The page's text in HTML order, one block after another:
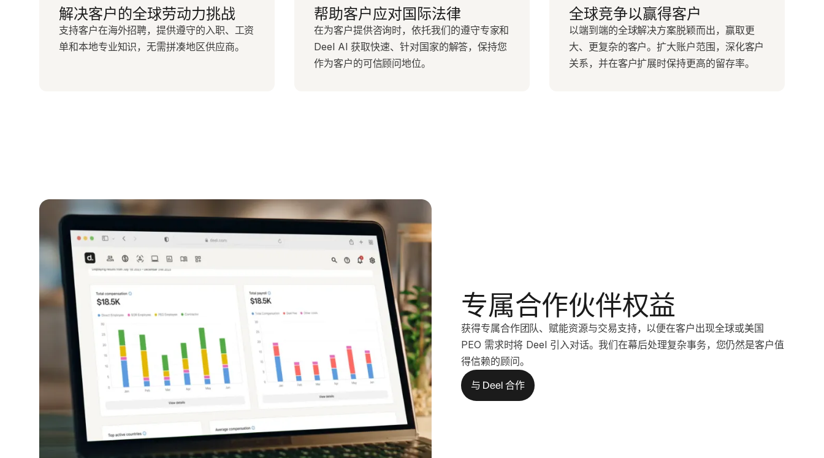
解决客户的全球劳动力挑战
支持客户在海外招聘，提供遵守的入职、工资
单和本地专业知识，无需拼凑地区供应商。
帮助客户应对国际法律
在为客户提供咨询时，依托我们的遵守专家和
Deel AI 获取快速、针对国家的解答，保持您
作为客户的可信顾问地位。
全球竞争以赢得客户
以端到端的全球解决方案脱颖而出，赢取更
大、更复杂的客户。扩大账户范围，深化客户
关系，并在客户扩展时保持更高的留存率。
专属合作伙伴权益
获得专属合作团队、赋能资源与交易支持，以便在客户出现全球或美国
PEO 需求时将 Deel 引入对话。我们在幕后处理复杂事务，您仍然是客户值
得信赖的顾问。
与 Deel 合作